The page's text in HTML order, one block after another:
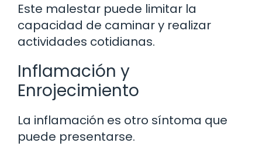
Este malestar puede limitar la
capacidad de caminar y realizar
actividades cotidianas.
Inflamación y
Enrojecimiento
La inflamación es otro síntoma que
puede presentarse.